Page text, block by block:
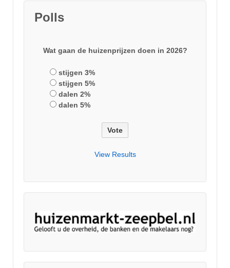
Polls
Wat gaan de huizenprijzen doen in 2026?
stijgen 3%
stijgen 5%
dalen 2%
dalen 5%
View Results